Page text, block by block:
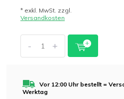
* exkl. MwSt. zzgl.
Versandkosten
- +
Vor 12:00 Uhr bestellt =
Werktag